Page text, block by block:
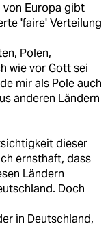
von Europa gibt
'faire' Verteilung
Polen,
wie vor Gott sei
mir als Pole auch
anderen Ländern
dieser
ernsthaft, dass
Ländern
Doch
in Deutschland,